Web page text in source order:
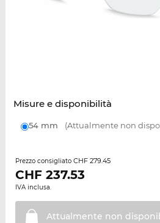
Misure e disponibilità
54 mm (Attualmente non
Prezzo consigliato CHF 279.45
CHF 237.53
IVA inclusa.
Attualmente non